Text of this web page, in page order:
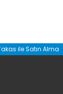
ile Satın Alma